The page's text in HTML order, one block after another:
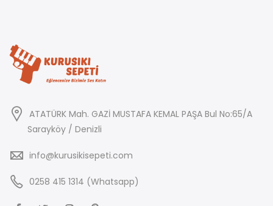
ATATÜRK Mah. GAZİ MUSTAFA KEMAL PAŞA Bul No:65/A
Sarayköy / Denizli
info@kurusikisepeti.com
0258 415 1314 (Whatsapp)